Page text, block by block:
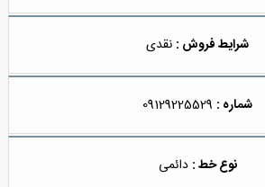
شرایط فروش : نقدی
شماره : 09129225529
نوع خط : دائمی